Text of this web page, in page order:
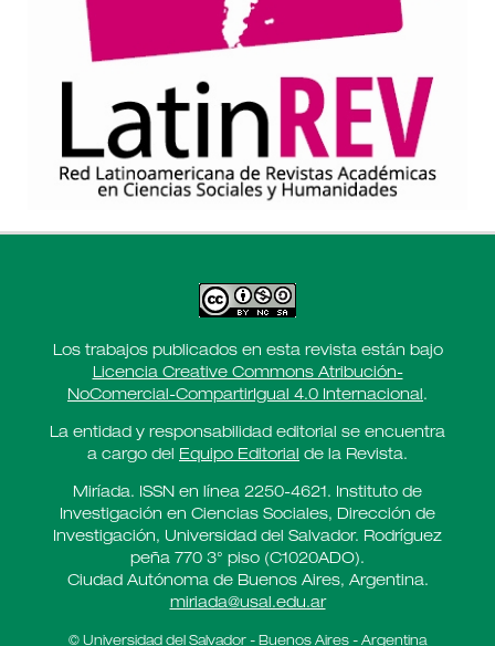
Los trabajos publicados en esta revista están bajo
Licencia Creative Commons Atribución-
NoComercial-CompartirIgual 4.0 Internacional.
La entidad y responsabilidad editorial se encuentra
a cargo del Equipo Editorial de la Revista.
Miríada. ISSN en línea 2250-4621. Instituto de
Investigación en Ciencias Sociales, Dirección de
Investigación, Universidad del Salvador. Rodríguez
peña 770 3° piso (C1020ADO).
Ciudad Autónoma de Buenos Aires, Argentina.
miriada@usal.edu.ar
© Universidad del Salvador - Buenos Aires - Argentina